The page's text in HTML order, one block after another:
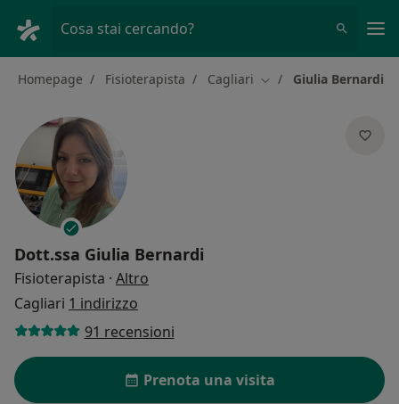
Cosa stai cercando?
Homepage Fisioterapista Cagliari Cambia città
Giulia Bernardi
Dott.ssa Giulia Bernardi
Fisioterapista · Altro
Cagliari 1 indirizzo
91 recensioni
Prenota una visita